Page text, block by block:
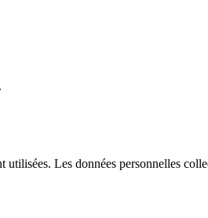
utilisées. Les données personnelles